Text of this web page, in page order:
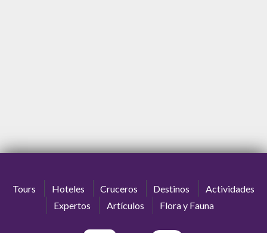
Tours Hoteles Cruceros Destinos
Actividades
Expertos
Artículos Flora y Fauna